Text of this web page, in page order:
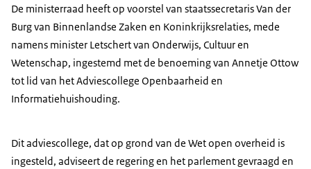
De ministerraad heeft op voorstel van staatssecretaris Van der
Burg van Binnenlandse Zaken en Koninkrijksrelaties, mede
namens minister Letschert van Onderwijs, Cultuur en
Wetenschap, ingestemd met de benoeming van Annetje Ottow
tot lid van het Adviescollege Openbaarheid en
Informatiehuishouding.
Dit adviescollege, dat op grond van de Wet open overheid is
ingesteld, adviseert de regering en het parlement gevraagd en